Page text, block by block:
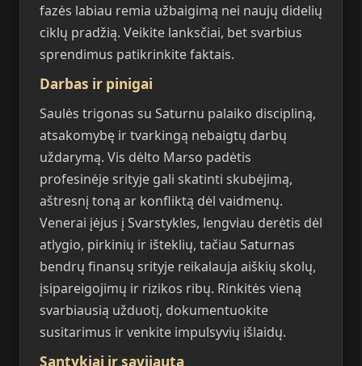
fazės labiau remia užbaigimą nei naujų didelių
ciklų pradžią. Veikite lanksčiai, bet svarbius
sprendimus patikrinkite faktais.
Darbas ir pinigai
Saulės trigonas su Saturnu palaiko discipliną,
atsakomybę ir tvarkingą nebaigtų darbų
uždarymą. Vis dėlto Marso padėtis
profesinėje srityje gali skatinti skubėjimą,
aštresnį toną ar konfliktą dėl vaidmenų.
Venerai įėjus į Svarstykles, lengviau derėtis dėl
atlygio, pirkinių ir išteklių, tačiau Saturnas
bendrų finansų srityje reikalauja aiškių skolų,
įsipareigojimų ir rizikos ribų. Rinkitės vieną
svarbiausią užduotį, dokumentuokite
susitarimus ir venkite impulsyvių išlaidų.
Santykiai ir savijauta